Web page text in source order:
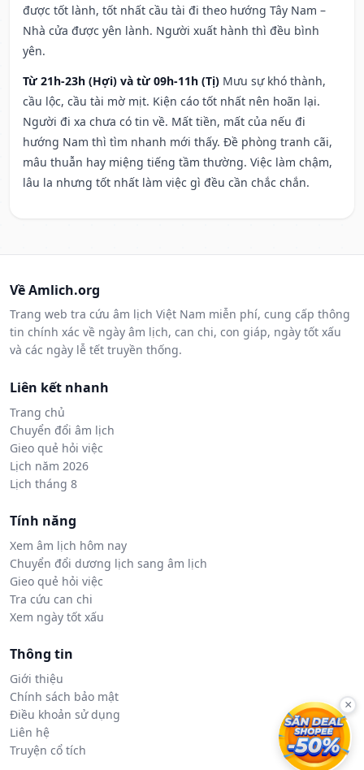
được tốt lành, tốt nhất cầu tài đi theo hướng Tây Nam –
Nhà cửa được yên lành. Người xuất hành thì đều bình
yên.
Từ 21h-23h (Hợi) và từ 09h-11h (Tị) Mưu sự khó thành,
cầu lộc, cầu tài mờ mịt. Kiện cáo tốt nhất nên hoãn lại.
Người đi xa chưa có tin về. Mất tiền, mất của nếu đi
hướng Nam thì tìm nhanh mới thấy. Đề phòng tranh cãi,
mâu thuẫn hay miệng tiếng tầm thường. Việc làm chậm,
lâu la nhưng tốt nhất làm việc gì đều cần chắc chắn.
Về Amlich.org
Trang web tra cứu âm lịch Việt Nam miễn phí, cung cấp thông
tin chính xác về ngày âm lịch, can chi, con giáp, ngày tốt xấu
và các ngày lễ tết truyền thống.
Liên kết nhanh
Trang chủ
Chuyển đổi âm lịch
Gieo quẻ hỏi việc
Lịch năm 2026
Lịch tháng 8
Tính năng
Xem âm lịch hôm nay
Chuyển đổi dương lịch sang âm lịch
Gieo quẻ hỏi việc
Tra cứu can chi
Xem ngày tốt xấu
Thông tin
Giới thiệu
Chính sách bảo mật
Điều khoản sử dụng
Liên hệ
Truyện cổ tích
×